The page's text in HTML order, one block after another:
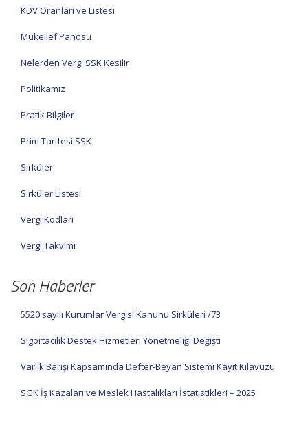
KDV Oranları ve Listesi
Mükellef Panosu
Nelerden Vergi SSK Kesilir
Politikamız
Pratik Bilgiler
Prim Tarifesi SSK
Sirküler
Sirküler Listesi
Vergi Kodları
Vergi Takvimi
Son Haberler
5520 sayılı Kurumlar Vergisi Kanunu Sirküleri /73
Sigortacılık Destek Hizmetleri Yönetmeliği Değişti
Varlık Barışı Kapsamında Defter-Beyan Sistemi Kayıt Kılavuzu
SGK İş Kazaları ve Meslek Hastalıkları İstatistikleri – 2025